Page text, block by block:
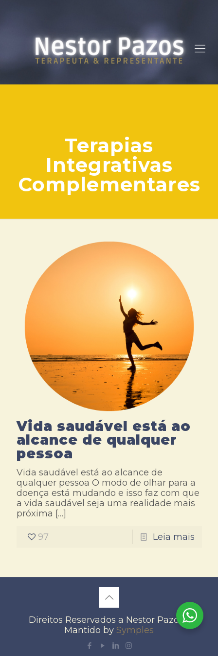
Terapias
Integrativas
Complementares
Vida saudável está ao
alcance de qualquer
pessoa
Vida saudável está ao alcance de
qualquer pessoa O modo de olhar para a
doença está mudando e isso faz com que
a vida saudável seja uma realidade mais
próxima […]
97 Leia mais
Direitos Reservados a Nestor Pazos -
Mantido by Symples